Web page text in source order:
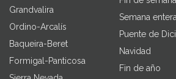
Grandvalira
Ordino-Arcalís
Baqueira-Beret
Formigal-Panticosa
Semana entera
Puente de
Navidad
Fin de año